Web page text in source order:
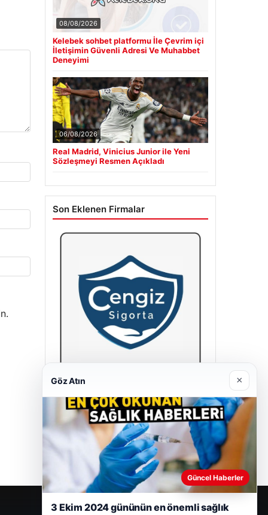
08/08/2026
Kelebek sohbet platformu İle Çevrim içi
İletişimin Güvenli Adresi Ve Muhabbet
Deneyimi
06/08/2026
Real Madrid, Vinicius Junior ile Yeni
Sözleşmeyi Resmen Açıkladı
Son Eklenen Firmalar
26/05/2026
Göz Atın ×
Güncel Haberler
3 Ekim 2024 gününün en önemli sağlık